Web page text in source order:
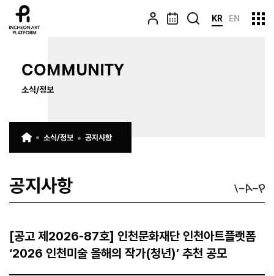
KR EN
COMMUNITY
소식/정보
소식/정보 공지사항
공지사항
[공고 제2026-87호] 인천문화재단 인천아트플랫폼
‘2026 인천미술 올해의 작가(청년)’ 추천 공모